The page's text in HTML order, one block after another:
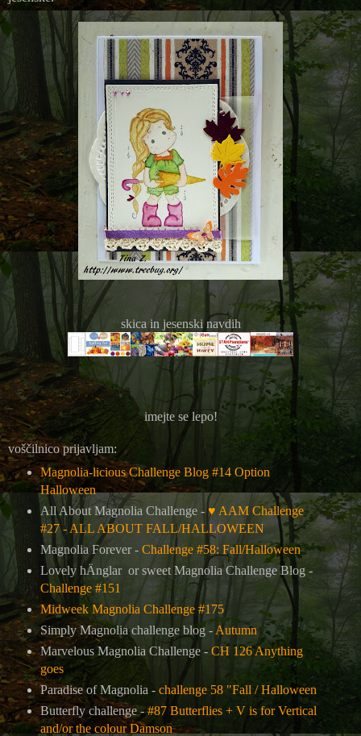
skica in jesenski navdih
imejte se lepo!
voščilnico prijavljam:
Magnolia-licious Challenge Blog #14 Option
Halloween
All About Magnolia Challenge -♥ AAM Challenge
#27 - ALL ABOUT FALL/HALLOWEEN
Magnolia Forever - Challenge #58: Fall/Halloween
Lovely hÄnglar or sweet Magnolia Challenge Blog -
Challenge #151
Midweek Magnolia Challenge #175
Simply Magnolia challenge blog - Autumn
Marvelous Magnolia Challenge -CH 126 Anything
goes
Paradise of Magnolia - challenge 58 "Fall / Halloween
Butterfly challenge -#87 Butterflies + V is for Vertical
and/or the colour Damson